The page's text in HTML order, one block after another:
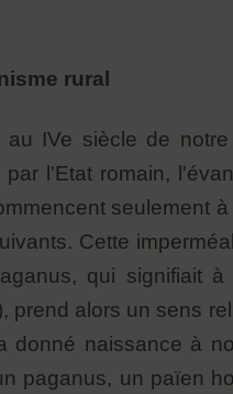
rural
au IVe siècle de
par l'Etat romain,
seulement
Cette
qui signifiait
prend alors un sens
donné naissance à
paganus, un païen